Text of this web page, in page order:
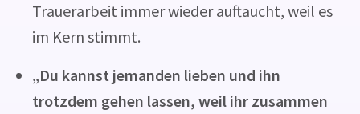
Trauerarbeit immer wieder auftaucht, weil es
im Kern stimmt.
„Du kannst jemanden lieben und ihn
trotzdem gehen lassen, weil ihr zusammen